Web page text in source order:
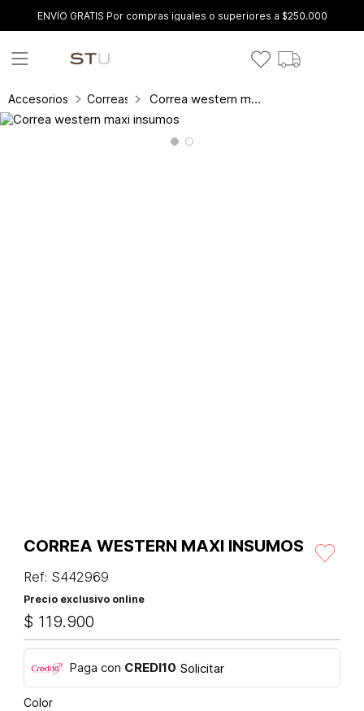
ENVÍO GRATIS Por compras iguales o superiores a $250.000
Accesorios Correas Correa western maxi insumos
CORREA WESTERN MAXI INSUMOS
Ref: S442969
Precio exclusivo online
$ 119.900
Paga con CREDI10 Solicitar
Color